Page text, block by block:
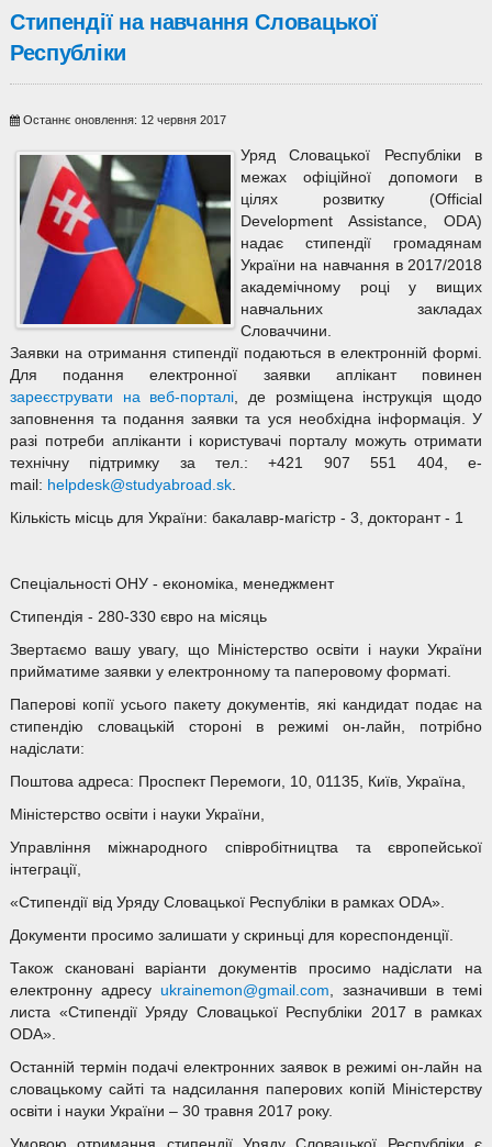
Стипендії на навчання Словацької
Республіки
Останнє оновлення: 12 червня 2017
Уряд Словацької Республіки в
межах офіційної допомоги в
цілях розвитку (Official
Development Assistance, ODA)
надає стипендії громадянам
України на навчання в 2017/2018
академічному році у вищих
навчальних закладах
Словаччини.
Заявки на отримання стипендії подаються в електронній формі.
Для подання електронної заявки аплікант повинен
зареєструвати на веб-порталі, де розміщена інструкція щодо
заповнення та подання заявки та уся необхідна інформація. У
разі потреби апліканти і користувачі порталу можуть отримати
технічну підтримку за тел.: +421 907 551 404, e-
mail: helpdesk@studyabroad.sk.
Кількість місць для України: бакалавр-магістр - 3, докторант - 1
Спеціальності ОНУ - економіка, менеджмент
Стипендія - 280-330 євро на місяць
Звертаємо вашу увагу, що Міністерство освіти і науки України
прийматиме заявки у електронному та паперовому форматі.
Паперові копії усього пакету документів, які кандидат подає на
стипендію словацькій стороні в режимі он-лайн, потрібно
надіслати:
Поштова адреса: Проспект Перемоги, 10, 01135, Київ, Україна,
Міністерство освіти і науки України,
Управління міжнародного співробітництва та європейської
інтеграції,
«Стипендії від Уряду Словацької Республіки в рамках ODA».
Документи просимо залишати у скриньці для кореспонденції.
Також скановані варіанти документів просимо надіслати на
електронну адресу ukrainemon@gmail.com, зазначивши в темі
листа «Стипендії Уряду Словацької Республіки 2017 в рамках
ODA».
Останній термін подачі електронних заявок в режимі он-лайн на
словацькому сайті та надсилання паперових копій Міністерству
освіти і науки України – 30 травня 2017 року.